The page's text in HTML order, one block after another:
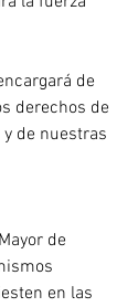
de
derechos de
de nuestras
de
en las